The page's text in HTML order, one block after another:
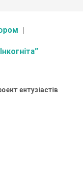
ентузіастів